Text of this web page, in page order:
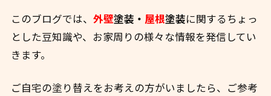
このブログでは、 外壁塗装・ 屋根塗装に関するちょっ
とした豆知識や、お家周りの様々な情報を発信してい
きます。
ご自宅の塗り替えをお考えの方がいましたら、ご参考